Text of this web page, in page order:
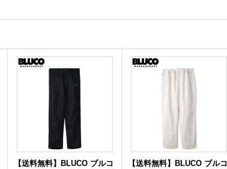
【送料無料】BLUCO ブルコ
【送料無料】BLUCO ブルコ